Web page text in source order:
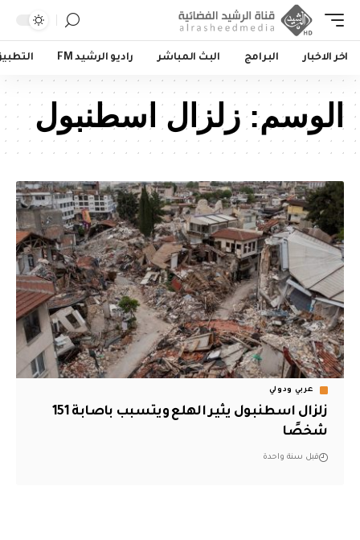
اخر الاخبار البرامج البث المباشر راديو الرشيد FM
الوسم:زلزال اسطنبول
عربي ودولي
زلزال اسطنبول يثير الهلع ويتسبب باصابة 151
شخصًا
قبل سنة واحدة